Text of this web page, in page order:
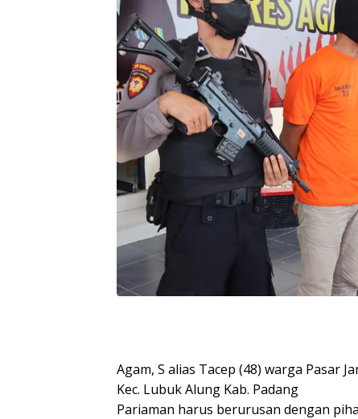
Agam, S alias Tacep (48) warga Pasar
Kec. Lubuk Alung Kab. Padang
Pariaman harus berurusan dengan